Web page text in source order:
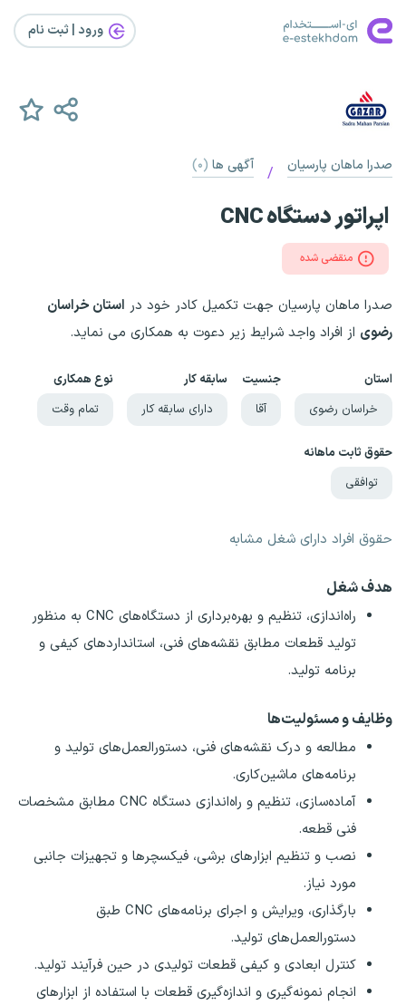
ورود | ثبت‌ نام
صدرا ماهان پارسیان / آگهی ها (۰)
اپراتور دستگاه CNC
منقضی شده
صدرا ماهان پارسیان جهت تکمیل کادر خود در استان خراسان
رضوی از افراد واجد شرایط زیر دعوت به همکاری می نماید.
استان
خراسان رضوی
جنسیت
آقا
سابقه کار
دارای سابقه کار
نوع همکاری
تمام وقت
حقوق ثابت ماهانه
توافقی
حقوق افراد دارای شغل مشابه
هدف شغل
راه‌اندازی، تنظیم و بهره‌برداری از دستگاه‌های CNC به منظور
تولید قطعات مطابق نقشه‌های فنی، استانداردهای کیفی و
برنامه تولید.
وظایف و مسئولیت‌ها
مطالعه و درک نقشه‌های فنی، دستورالعمل‌های تولید و
برنامه‌های ماشین‌کاری.
آماده‌سازی، تنظیم و راه‌اندازی دستگاه CNC مطابق مشخصات
فنی قطعه.
نصب و تنظیم ابزارهای برشی، فیکسچرها و تجهیزات جانبی
مورد نیاز.
بارگذاری، ویرایش و اجرای برنامه‌های CNC طبق
دستورالعمل‌های تولید.
کنترل ابعادی و کیفی قطعات تولیدی در حین فرآیند تولید.
انجام نمونه‌گیری و اندازه‌گیری قطعات با استفاده از ابزارهای